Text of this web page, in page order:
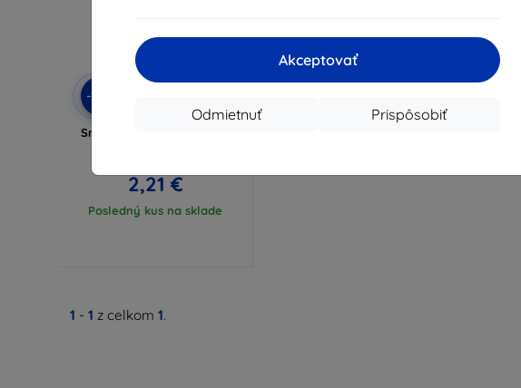
Akceptovať
Prispôsobiť
Odmietnuť
-10%
Smart magnetické puzdro
2,21 €
Posledný kus na sklade
1 - 1 z celkom 1.